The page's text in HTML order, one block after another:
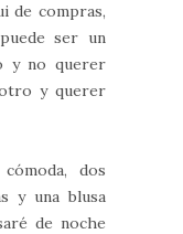
de compras,
ser un
y no querer
y querer
dos
y una blusa
de noche